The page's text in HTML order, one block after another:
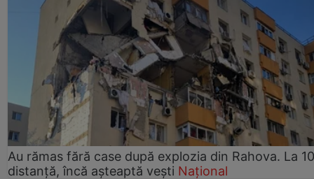
Au rămas fără case după explozia din Rahova. La
distanță, încă așteaptă vești Național